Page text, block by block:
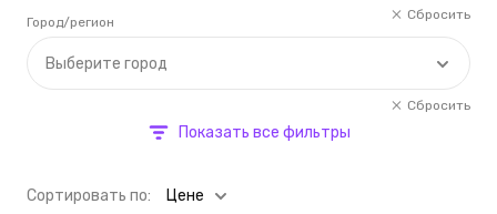
Сбросить
Выберите город
Город/регион
Сбросить
Показать все фильтры
Cортировать по: Цене